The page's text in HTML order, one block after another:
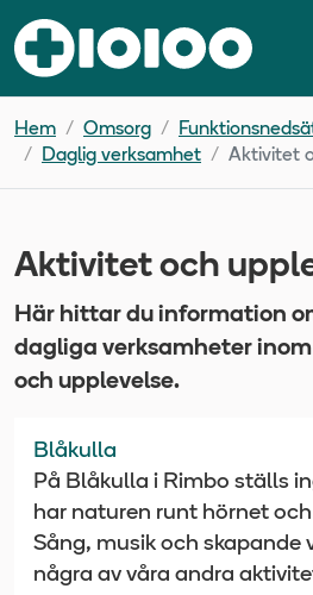
Hem Omsorg
Daglig verksamhet
Aktivitet
Aktivitet och
Här hittar du information
dagliga verksamheter
och upplevelse.
Blåkulla
På Blåkulla i Rimbo ställs
har naturen runt hörnet
Sång, musik och skapande
några av våra andra